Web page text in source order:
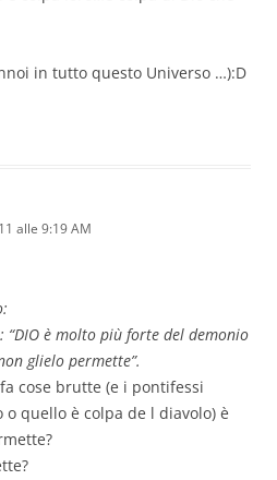
in tutto questo Universo …):D
alle 9:19 AM
“DIO è molto più forte del demonio
glielo permette”.
cose brutte (e i pontifessi
quello è colpa de l diavolo) è